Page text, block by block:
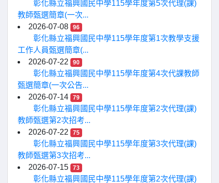
彰化縣立福興國民中學115學年度第5次代理(課)
教師甄選簡章(一次...
2026-07-08
96
彰化縣立福興國民中學115學年度第1次教學支援
工作人員甄選簡章(...
2026-07-22
90
彰化縣立福興國民中學115學年度第4次代課教師
甄選簡章(一次公告...
2026-07-14
79
彰化縣立福興國民中學115學年度第2次代理(課)
教師甄選第2次招考...
2026-07-22
75
彰化縣立福興國民中學115學年度第3次代理(課)
教師甄選第3次招考...
2026-07-15
73
彰化縣立福興國民中學115學年度第2次代理(課)